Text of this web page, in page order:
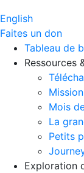
English
Faites un don
Tableau de
Ressources
Mois
La
Petits
Exploration